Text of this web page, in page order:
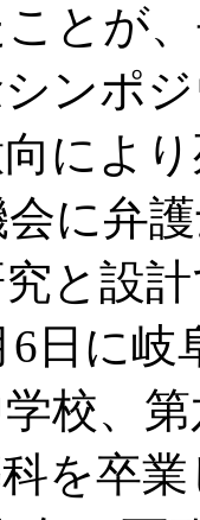
とが
シンポ
によ
に弁
と設
6日に
校、
を卒